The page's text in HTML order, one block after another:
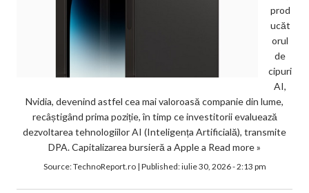
prod
ucăt
orul
de
cipuri
AI,
Nvidia, devenind astfel cea mai valoroasă companie din lume,
recâștigând prima poziție, în timp ce investitorii evaluează
dezvoltarea tehnologiilor AI (Inteligența Artificială), transmite
DPA. Capitalizarea bursieră a Apple a Read more »
Source:TechnoReport.ro| Published:iulie 30, 2026 - 2:13 pm